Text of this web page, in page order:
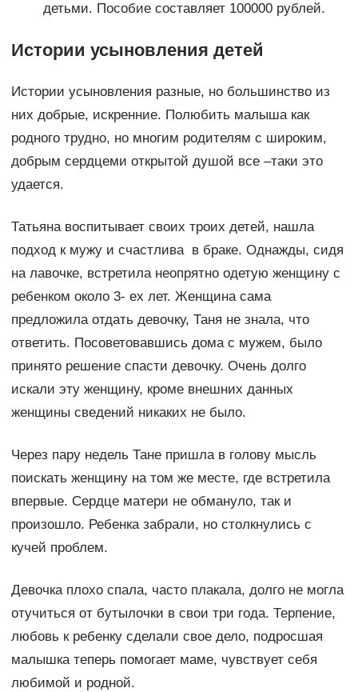
детьми. Пособие составляет 100000 рублей.
Истории усыновления детей
Истории усыновления разные, но большинство из
них добрые, искренние. Полюбить малыша как
родного трудно, но многим родителям с широким,
добрым сердцеми открытой душой все –таки это
удается.
Татьяна воспитывает своих троих детей, нашла
подход к мужу и счастлива в браке. Однажды, сидя
на лавочке, встретила неопрятно одетую женщину с
ребенком около 3- ех лет. Женщина сама
предложила отдать девочку, Таня не знала, что
ответить. Посоветовавшись дома с мужем, было
принято решение спасти девочку. Очень долго
искали эту женщину, кроме внешних данных
женщины сведений никаких не было.
Через пару недель Тане пришла в голову мысль
поискать женщину на том же месте, где встретила
впервые. Сердце матери не обмануло, так и
произошло. Ребенка забрали, но столкнулись с
кучей проблем.
Девочка плохо спала, часто плакала, долго не могла
отучиться от бутылочки в свои три года. Терпение,
любовь к ребенку сделали свое дело, подросшая
малышка теперь помогает маме, чувствует себя
любимой и родной.